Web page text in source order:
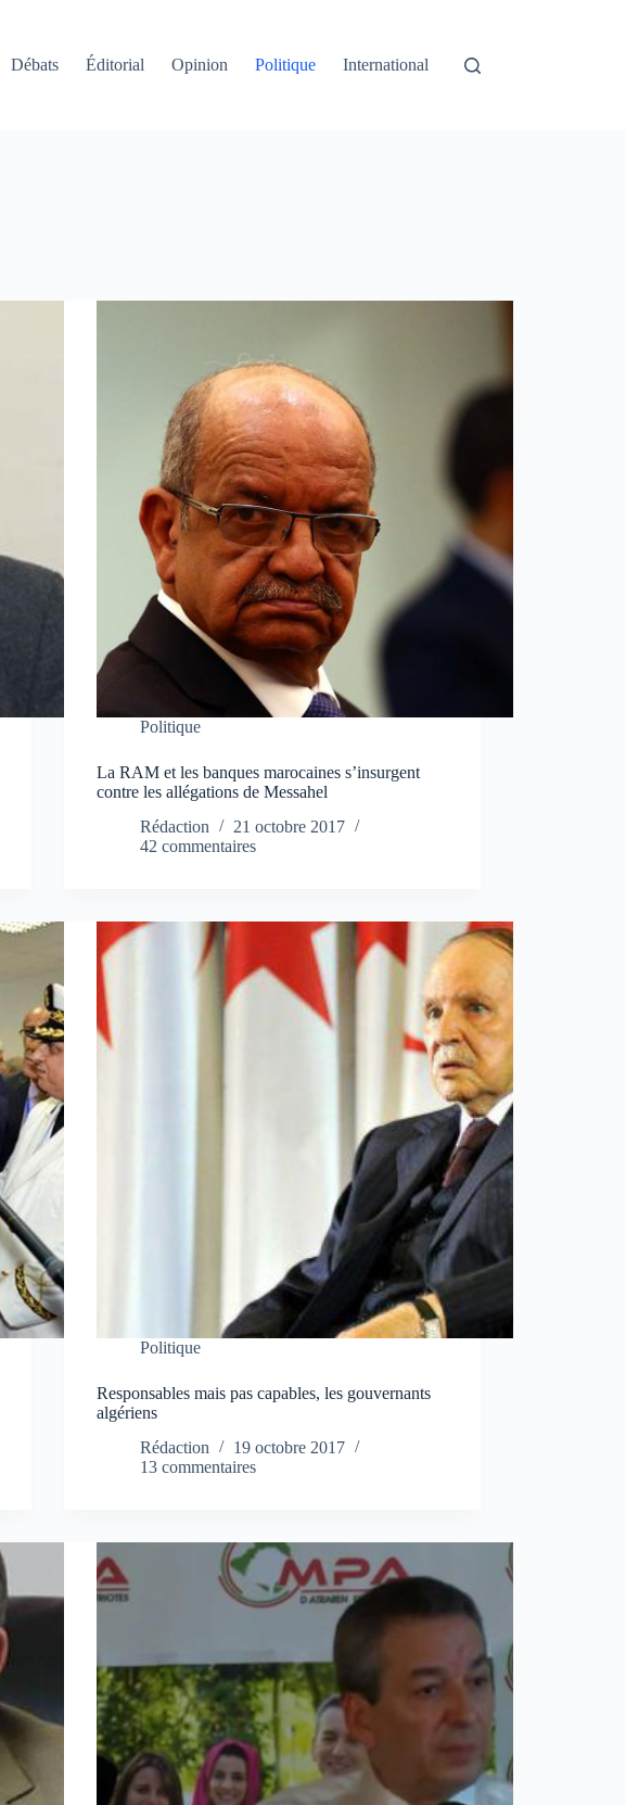
Débats Éditorial Opinion Politique International
Politique
La RAM et les banques marocaines s’insurgent
contre les allégations de Messahel
Rédaction
21 octobre 2017
42 commentaires
Politique
Responsables mais pas capables, les gouvernants
algériens
Rédaction
19 octobre 2017
13 commentaires